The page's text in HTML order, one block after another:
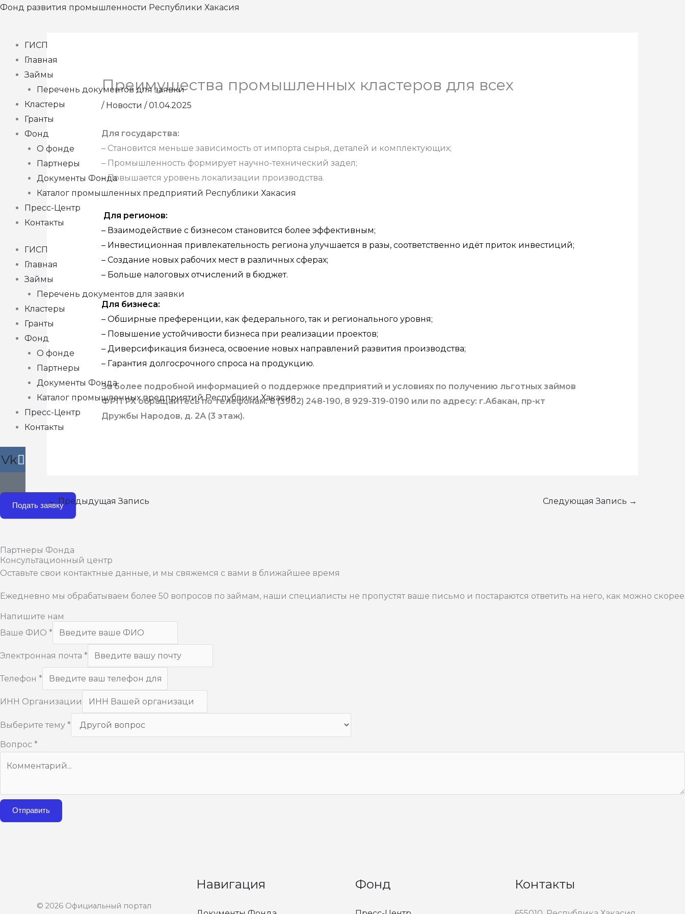
Перейти
Фонд развития промышленности Республики Хакасия
ГИСП
Главная
Займы
Перечень документов для заявки
Кластеры
Гранты
Фонд
О фонде
Партнеры
Документы Фонда
Каталог промышленных предприятий Республики Хакасия
Пресс-Центр
Контакты
ГИСП
Главная
Займы
Перечень документов для заявки
Кластеры
Гранты
Фонд
О фонде
Партнеры
Документы Фонда
Каталог промышленных предприятий Республики Хакасия
Пресс-Центр
Контакты
Vk
Подать заявку
Преимущества промышленных кластеров для всех
/ Новости / 01.04.2025
Для государства:
– Становится меньше зависимость от импорта сырья, деталей и комплектующих;
– Промышленность формирует научно-технический задел;
– Повышается уровень локализации производства.
Для регионов:
– Взаимодействие с бизнесом становится более эффективным;
– Инвестиционная привлекательность региона улучшается в разы, соответственно идёт приток инвестиций;
– Создание новых рабочих мест в различных сферах;
– Больше налоговых отчислений в бюджет.
Для бизнеса:
– Обширные преференции, как федерального, так и регионального уровня;
– Повышение устойчивости бизнеса при реализации проектов;
– Диверсификация бизнеса, освоение новых направлений развития производства;
– Гарантия долгосрочного спроса на продукцию.
За более подробной информацией о поддержке предприятий и условиях по получению льготных займов
ФРП РХ обращайтесь по телефонам: 8 (3902) 248-190, 8 929-319-0190 или по адресу: г.Абакан, пр-кт
Дружбы Народов, д. 2А (3 этаж).
← Предыдущая Запись Следующая Запись →
Партнеры Фонда
Консультационный центр
Оставьте свои контактные данные, и мы свяжемся с вами в ближайшее время
Ежедневно мы обрабатываем более 50 вопросов по займам, наши специалисты не пропустят ваше письмо и постараются ответить на него, как можно скорее
Напишите нам
Ваше ФИО *
Электронная почта *
Телефон *
ИНН Организации
Выберите тему *
Вопрос *
Отправить
© 2026 Официальный портал
Навигация Фонд Контакты